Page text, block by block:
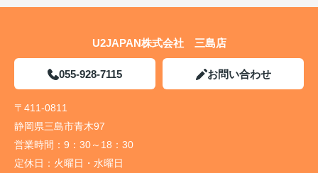
U2JAPAN株式会社 三島店
055-928-7115 お問い合わせ
〒411-0811
静岡県三島市青木97
営業時間： 9：30～18：30
定休日： 火曜日・水曜日